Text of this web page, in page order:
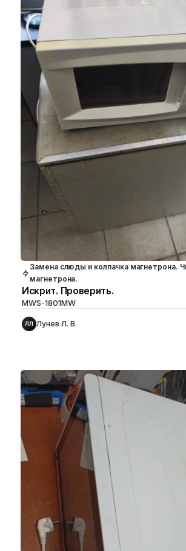
Замена слюды и колпачка магнетрона.
магнетрона.
Искрит. Проверить.
MWS-1801MW
ЛЛ Лунев Л. В.